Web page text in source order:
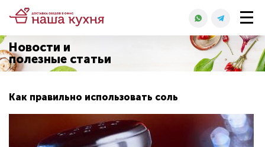
Новости и
полезные статьи
Как правильно использовать соль